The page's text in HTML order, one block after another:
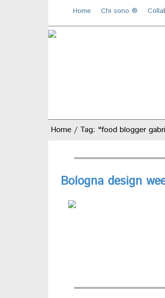
Home Chi sono ®️
Home / Tag: "food blogger
Bologna design